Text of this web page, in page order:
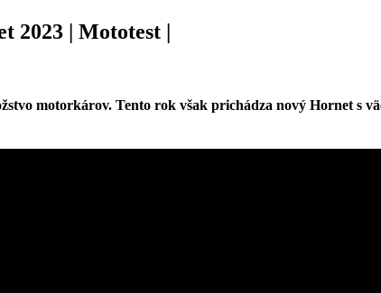
2023 | Mototest |
motorkárov. Tento rok však prichádza nový Hornet s